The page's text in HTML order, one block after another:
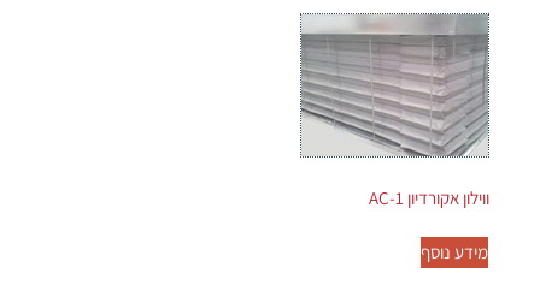
ווילון אקורדיון AC-1
מידע נוסף